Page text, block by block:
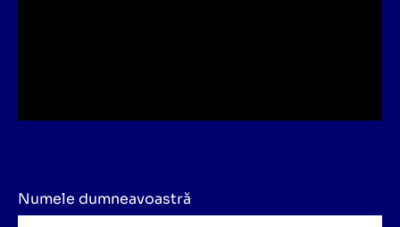
Numele dumneavoastră